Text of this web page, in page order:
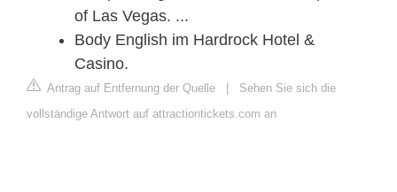
of Las Vegas. ...
Body English im Hardrock Hotel &
Casino.
Antrag auf Entfernung der Quelle
Sehen Sie sich die
vollständige Antwort auf attractiontickets.com an